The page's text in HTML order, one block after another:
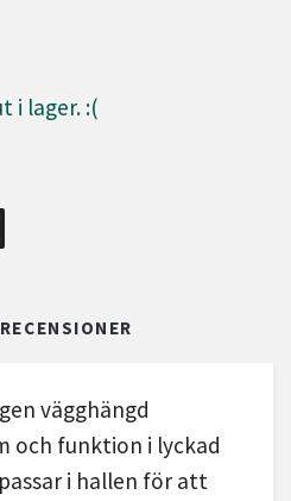
i lager. :(
RECENSIONER
vägghängd
och funktion i lyckad
i hallen för att